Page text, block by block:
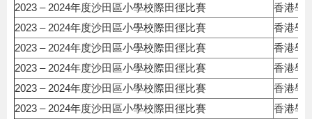
2023 – 2024年度沙田區小學校際田徑比賽
香港學
2023 – 2024年度沙田區小學校際田徑比賽
香港學
2023 – 2024年度沙田區小學校際田徑比賽
香港學
2023 – 2024年度沙田區小學校際田徑比賽
香港學
2023 – 2024年度沙田區小學校際田徑比賽
香港學
2023 – 2024年度沙田區小學校際田徑比賽
香港學